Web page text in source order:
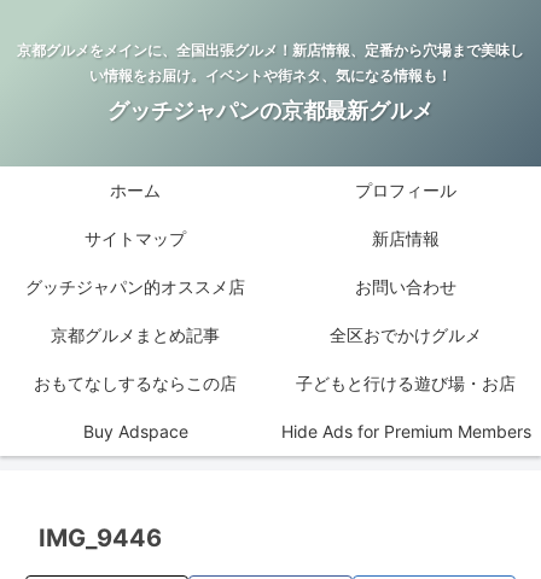
京都グルメをメインに、全国出張グルメ！新店情報、定番から穴場まで美味し
い情報をお届け。イベントや街ネタ、気になる情報も！
グッチジャパンの京都最新グルメ
ホーム プロフィール
サイトマップ 新店情報
グッチジャパン的オススメ店 お問い合わせ
京都グルメまとめ記事 全区おでかけグルメ
おもてなしするならこの店 子どもと行ける遊び場・お店
Buy Adspace Hide Ads for Premium Members
IMG_9446